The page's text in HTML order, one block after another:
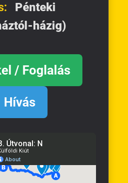
Pénteki
házig)
/ Foglalás
Hívás